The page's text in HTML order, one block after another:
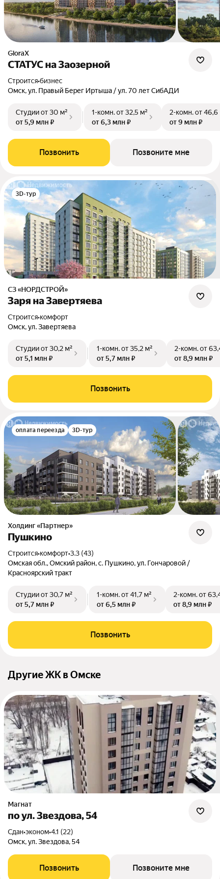
GloraX
СТАТУС на Заозерной
Строится•бизнес
Омск, ул. Правый Берег Иртыша / ул. 70 лет СибАДИ
Студииот 30 м²
от 5,9 млн ₽
1-комн.от 32,5 м²
от 6,3 млн ₽
2-комн.от 46,6
от 9 млн ₽
Позвонить Позвоните мне
3D-тур
СЗ «НОРДСТРОЙ»
Заря на Завертяева
Строится•комфорт
Омск, ул. Завертяева
Студииот 30,2 м²
от 5,1 млн ₽
1-комн.от 35,2 м²
от 5,7 млн ₽
2-комн.от
от 8,9 млн ₽
Позвонить
оплата переезда 3D-тур
Холдинг «Партнер»
Пушкино
Строится•комфорт•3.3 (43)
Омская обл., Омский район, с. Пушкино, ул. Гончаровой /
Красноярский тракт
Студииот 30,7 м²
от 5,7 млн ₽
1-комн.от 41,7 м²
от 6,5 млн ₽
2-комн.от
от 8,9 млн ₽
Позвонить
Другие ЖК в Омске
Магнат
по ул. Звездова, 54
Сдан•эконом•4.1 (22)
Омск, ул. Звездова, 54
Позвонить Позвоните мне